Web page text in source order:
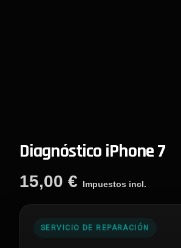
Diagnóstico iPhone 7
15,00 € Impuestos incl.
SERVICIO DE REPARACIÓN